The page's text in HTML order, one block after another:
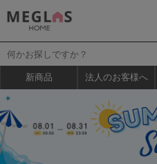
新商品 法人のお客様へ